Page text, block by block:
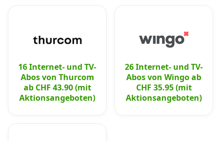
16 Internet- und TV-
Abos von Thurcom
ab CHF 43.90 (mit
Aktionsangeboten)
26 Internet- und TV-
Abos von Wingo ab
CHF 35.95 (mit
Aktionsangeboten)